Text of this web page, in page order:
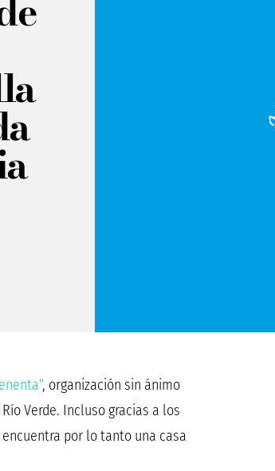
, organización sin ánimo
Verde. Incluso gracias a los
por lo tanto una casa